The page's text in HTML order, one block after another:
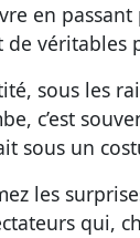
en
de véritables
sous les
c’est
sous un
les
qui,